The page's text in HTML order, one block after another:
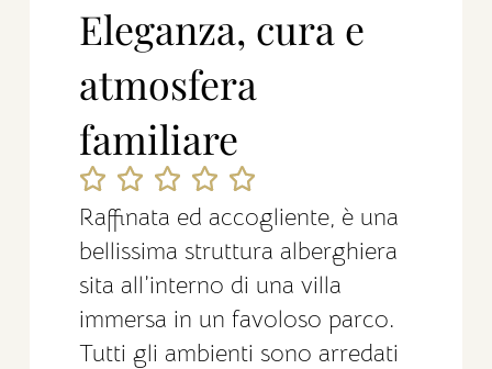
Eleganza, cura e
atmosfera
familiare
Raffinata ed accogliente, è una
bellissima struttura alberghiera
sita all’interno di una villa
immersa in un favoloso parco.
Tutti gli ambienti sono arredati